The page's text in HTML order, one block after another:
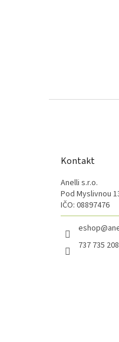
Kontakt
Anelli s.r.o.
Pod Myslivnou
IČO: 08897476
737 735 208